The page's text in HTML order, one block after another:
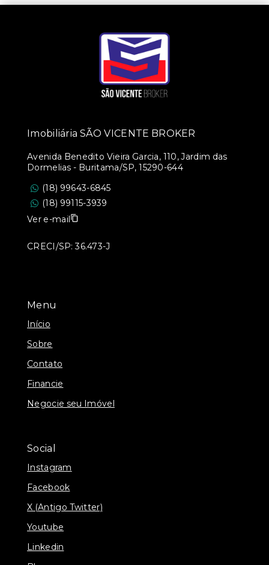
Menu
Início
Sobre
Contato
Financie
Negocie seu Imóvel
Social
Instagram
Facebook
X (Antigo Twitter)
Youtube
Linkedin
Imobiliária SÃO VICENTE BROKER
Avenida Benedito Vieira Garcia, 110, Jardim das
Dormelias - Buritama/SP, 15290-644
(18) 99643-6845
(18) 99115-3939
Ver e-mail
CRECI/SP: 36.473-J